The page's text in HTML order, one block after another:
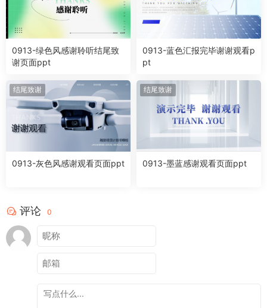
0913-绿色风感谢聆听结尾致
谢页面ppt
0913-蓝色汇报完毕谢谢观看p
pt
结尾致谢
0913-灰色风感谢观看页面ppt
结尾致谢
0913-墨蓝感谢观看页面ppt
评论 0